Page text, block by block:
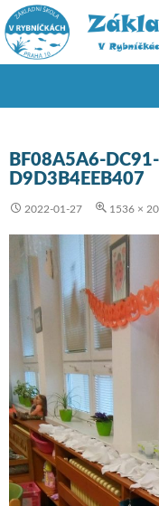
BF08A5A6-
D9D3B4EEB407
2022-01-27 1536 ×